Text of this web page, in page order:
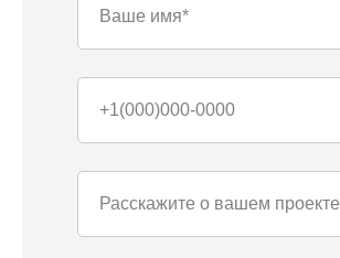
Ваше имя*
+1(000)000-0000
Расскажите о вашем проекте
Команда «Азбуки Ремонта»
узкопрофильных мастеров, и мы можем
одновременно и профессионально реализовать под
ключ до 12 проектов ежемесячно как в жилых, так и в
нежилых помещениях в Сочи. Средний опыт наших